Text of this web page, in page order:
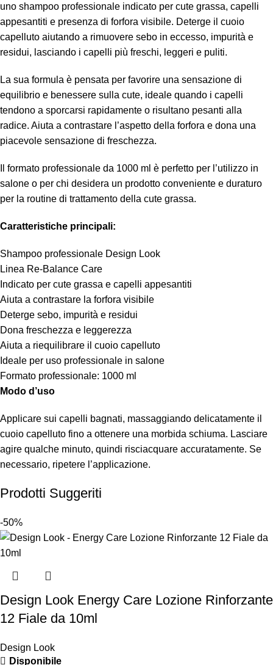
uno shampoo professionale indicato per cute grassa, capelli
appesantiti e presenza di forfora visibile. Deterge il cuoio
capelluto aiutando a rimuovere sebo in eccesso, impurità e
residui, lasciando i capelli più freschi, leggeri e puliti.
La sua formula è pensata per favorire una sensazione di
equilibrio e benessere sulla cute, ideale quando i capelli
tendono a sporcarsi rapidamente o risultano pesanti alla
radice. Aiuta a contrastare l’aspetto della forfora e dona una
piacevole sensazione di freschezza.
Il formato professionale da 1000 ml è perfetto per l’utilizzo in
salone o per chi desidera un prodotto conveniente e duraturo
per la routine di trattamento della cute grassa.
Caratteristiche principali:
Shampoo professionale Design Look
Linea Re-Balance Care
Indicato per cute grassa e capelli appesantiti
Aiuta a contrastare la forfora visibile
Deterge sebo, impurità e residui
Dona freschezza e leggerezza
Aiuta a riequilibrare il cuoio capelluto
Ideale per uso professionale in salone
Formato professionale: 1000 ml
Modo d’uso
Applicare sui capelli bagnati, massaggiando delicatamente il
cuoio capelluto fino a ottenere una morbida schiuma. Lasciare
agire qualche minuto, quindi risciacquare accuratamente. Se
necessario, ripetere l’applicazione.
Prodotti Suggeriti
-50%
Design Look Energy Care Lozione Rinforzante
12 Fiale da 10ml
Design Look
Disponibile